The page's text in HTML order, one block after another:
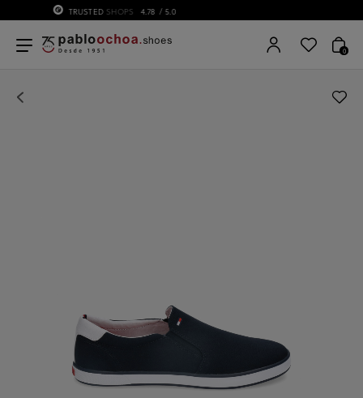
75 ANIVERSARIO | Desde 1951 pabloochoa.shoes
0